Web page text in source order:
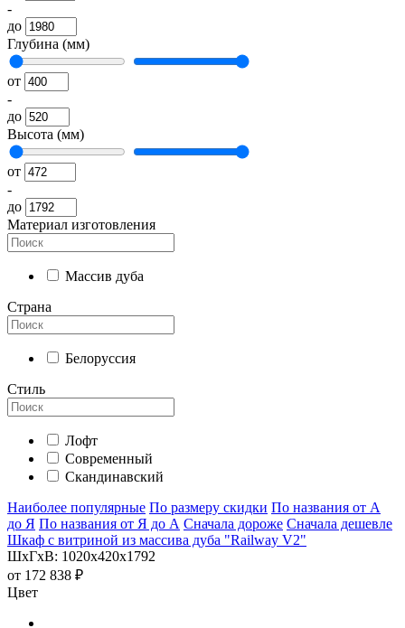
-
до
Глубина (мм)
от
-
до
Высота (мм)
от
-
до
Материал изготовления
Массив дуба
Страна
Белоруссия
Стиль
Лофт
Современный
Скандинавский
Наиболее популярные По размеру скидки По названия от А
до Я По названия от Я до А Сначала дороже Сначала дешевле
Шкаф с витриной из массива дуба "Railway V2"
ШхГхВ: 1020х420х1792
от 172 838 ₽
Цвет